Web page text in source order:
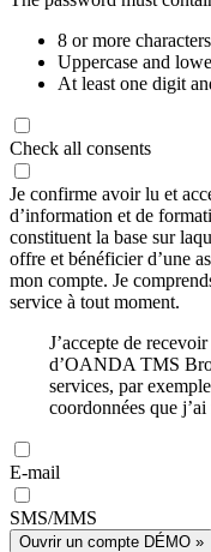
8 or more characters
Uppercase and
At least one digit
Check all consents
Je confirme avoir lu et
d’information et de
constituent la base sur
offre et bénéficier d’une
mon compte. Je
service à tout moment.
J’accepte de
d’OANDA TMS
services, par
coordonnées que
E-mail
SMS/MMS
Ouvrir un compte DÉMO »